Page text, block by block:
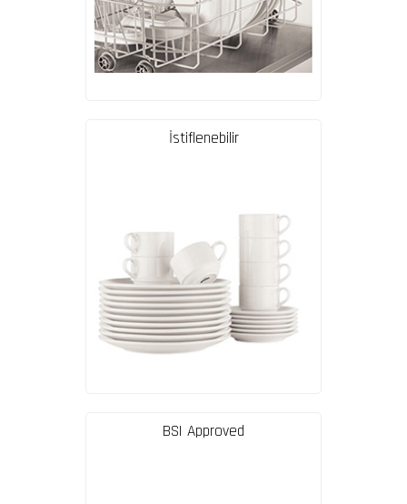
İstiflenebilir
BSI Approved